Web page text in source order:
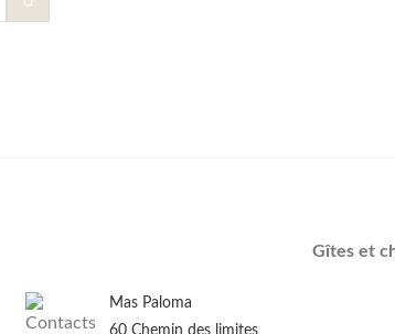
Gîtes et
Mas Paloma
60 Chemin des limites